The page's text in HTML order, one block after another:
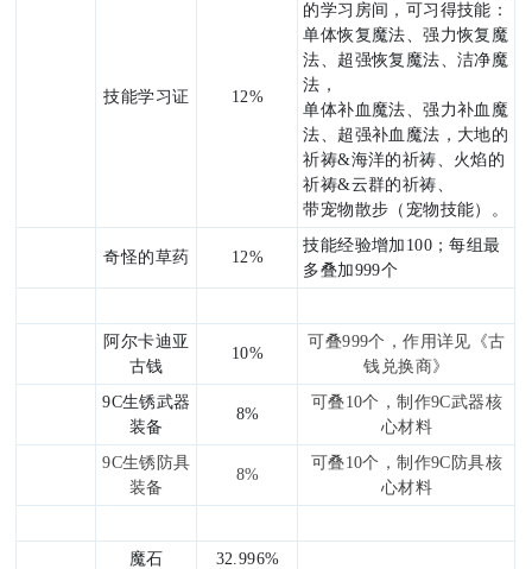
技能学习证 12%
的学习房间，可习得技能：
单体恢复魔法、强力恢复魔
法、超强恢复魔法、洁净魔
法，
单体补血魔法、强力补血魔
法、超强补血魔法， 大地的
祈祷&海洋的祈祷、火焰的
祈祷&云群的祈祷、
带宠物散步（宠物技能）。
奇怪的草药 12%
技能经验增加 100 ；每组最
多叠加999个
阿尔卡迪亚
古钱
10%
可叠999个，作用详见《古
钱兑换商》
9C生锈武器
装备
8%
可叠10个，制作9C武器核
心材料
9C生锈防具
装备
8%
可叠10个，制作9C防具核
心材料
魔石 32.996%